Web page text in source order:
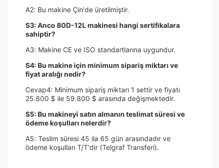
A2: Bu makine Çin'de üretilmiştir.
S3: Anco 80D-12L makinesi hangi sertifikalara
sahiptir?
A3: Makine CE ve ISO standartlarına uygundur.
S4: Bu makine için minimum sipariş miktarı ve
fiyat aralığı nedir?
Cevap4: Minimum sipariş miktarı 1 settir ve fiyatı
25.800 $ ile 59.800 $ arasında değişmektedir.
S5: Bu makineyi satın almanın teslimat süresi ve
ödeme koşulları nelerdir?
A5: Teslim süresi 45 ila 65 gün arasındadır ve
ödeme koşulları T/T'dir (Telgraf Transferi).